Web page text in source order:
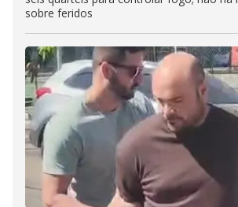
sobre feridos